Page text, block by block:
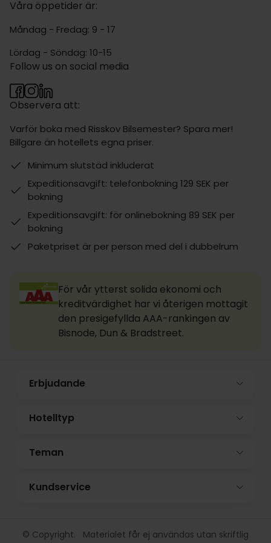
Våra öppetider är:
Måndag - Fredag: 9 - 17
Lördag - Söndag: 10-15
Observera att:
Varför boka med Risskov Bilsemester? Spara mer!
Billgare än hotellets egna priser.
Minimum slutstäd inkluderat
Expeditionsavgift: telefonbokning 129 SEK per
bokning
Expeditionsavgift: för onlinebokning 89 SEK per
bokning
Paketpriset är per person med del i dubbelrum
Follow us on social media
För vår ytterst solida ekonomi och
kreditvärdighet har vi återigen mottagit
den presigefyllda AAA-rankingen av
Bisnode, Dun & Bradstreet.
Erbjudande
Hotelltyp
Teman
Kundservice
© Copyright. Materialet får ej användas utan skriftlig